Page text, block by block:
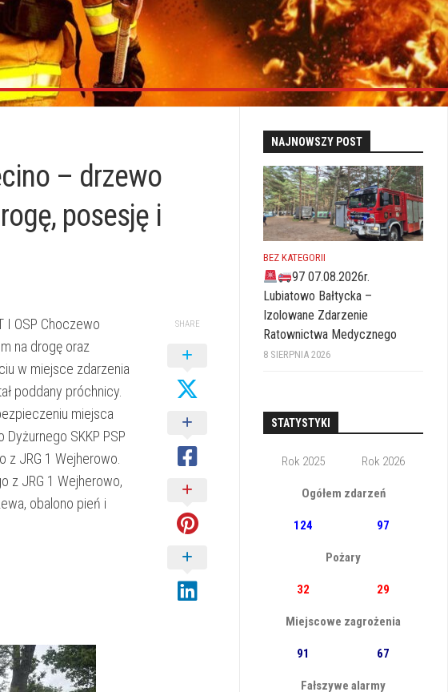
– drzewo
posesję i
I OSP Choczewo
na drogę oraz
w miejsce zdarzenia
poddany próchnicy.
miejsca
SKKP PSP
JRG 1 Wejherowo.
z JRG 1 Wejherowo,
obalono pień i
SHARE
NAJNOWSZY POST
BEZ KATEGORII
97 07.08.2026r.
Lubiatowo Bałtycka –
Izolowane Zdarzenie
Ratownictwa Medycznego
8 SIERPNIA 2026
STATYSTYKI
Rok 2025 Rok 2026
Ogółem zdarzeń
124 97
Pożary
32 29
Miejscowe zagrożenia
91 67
Fałszywe alarmy